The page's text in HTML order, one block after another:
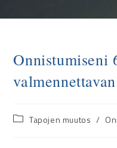
Onnistumiseni
Tapojen muutos /